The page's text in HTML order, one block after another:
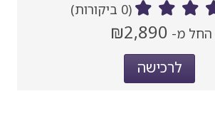
(0 ביקורות)
החל מ- מחיר
₪2,890
לרכישה